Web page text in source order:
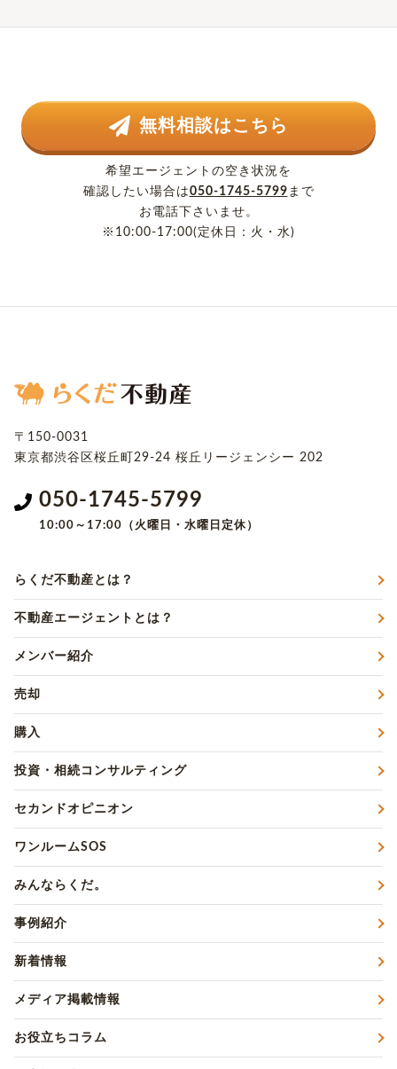
無料相談はこちら
希望エージェントの空き状況を
確認したい場合は050-1745-5799 まで
お電話下さいませ。
※10:00-17:00(定休日：火・水)
〒150-0031
東京都渋谷区桜丘町29-24 桜丘リージェンシー 202
050-1745-5799
10:00～17:00（火曜日・水曜日定休）
らくだ不動産とは？
不動産エージェントとは？
メンバー紹介
売却
購入
投資・相続コンサルティング
セカンドオピニオン
ワンルームSOS
みんならくだ。
事例紹介
新着情報
メディア掲載情報
お役立ちコラム